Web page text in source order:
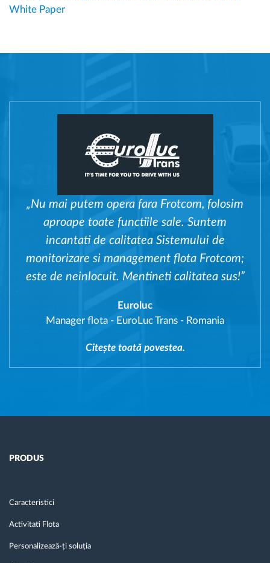
White Paper
„Nu mai putem opera fara Frotcom, folosim
aproape toate functiile sale. Suntem
incantati de calitatea Sistemului de
monitorizare si management flota Frotcom;
este de neinlocuit. Mentineti calitatea sus!”
Euroluc
Manager flota - EuroLuc Trans - Romania
Citește toată povestea.
PRODUS
Caracteristici
Activitati Flota
Personalizează-ți soluția